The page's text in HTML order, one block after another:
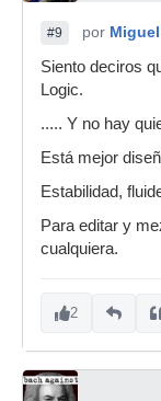
#9 por
Siento deciros
Logic.
..... Y no hay
Está mejor
Estabilidad,
Para editar y
cualquiera.
2